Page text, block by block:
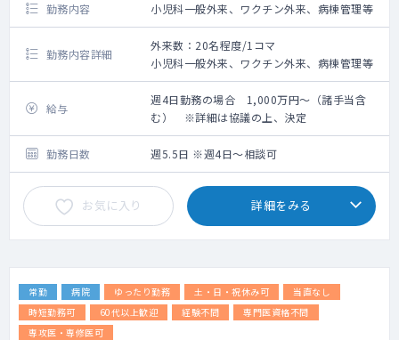
勤務内容 小児科一般外来、ワクチン外来、病棟管理等
勤務内容詳細
外来数：20名程度/1コマ
小児科一般外来、ワクチン外来、病棟管理等
給与
週4日勤務の場合 1,000万円～（諸手当含
む） ※詳細は協議の上、決定
勤務日数 週5.5日 ※週4日～相談可
お気に入り 詳細をみる
常勤 病院 ゆったり勤務 土・日・祝休み可
当直なし
時短勤務可
60代以上歓迎 経験不問
専門医資格不問
専攻医・専修医可